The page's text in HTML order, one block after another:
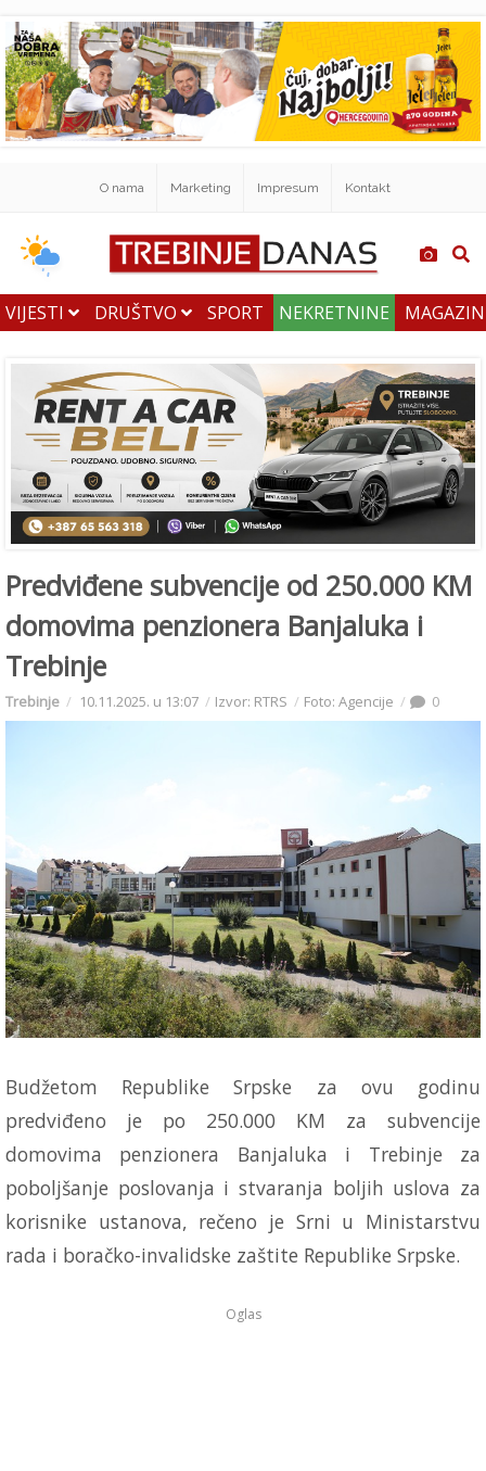
O nama Marketing Impresum Kontakt
VIJESTI DRUŠTVO SPORT NEKRETNINE
Predviđene subvencije od 250.000 KM
domovima penzionera Banjaluka i
Trebinje
Trebinje 10.11.2025. u 13:07 Izvor: RTRS Foto: Agencije 0
Budžetom Republike Srpske za ovu godinu
predviđeno je po 250.000 KM za subvencije
domovima penzionera Banjaluka i Trebinje za
poboljšanje poslovanja i stvaranja boljih uslova za
korisnike ustanova, rečeno je Srni u Ministarstvu
rada i boračko-invalidske zaštite Republike Srpske.
Oglas